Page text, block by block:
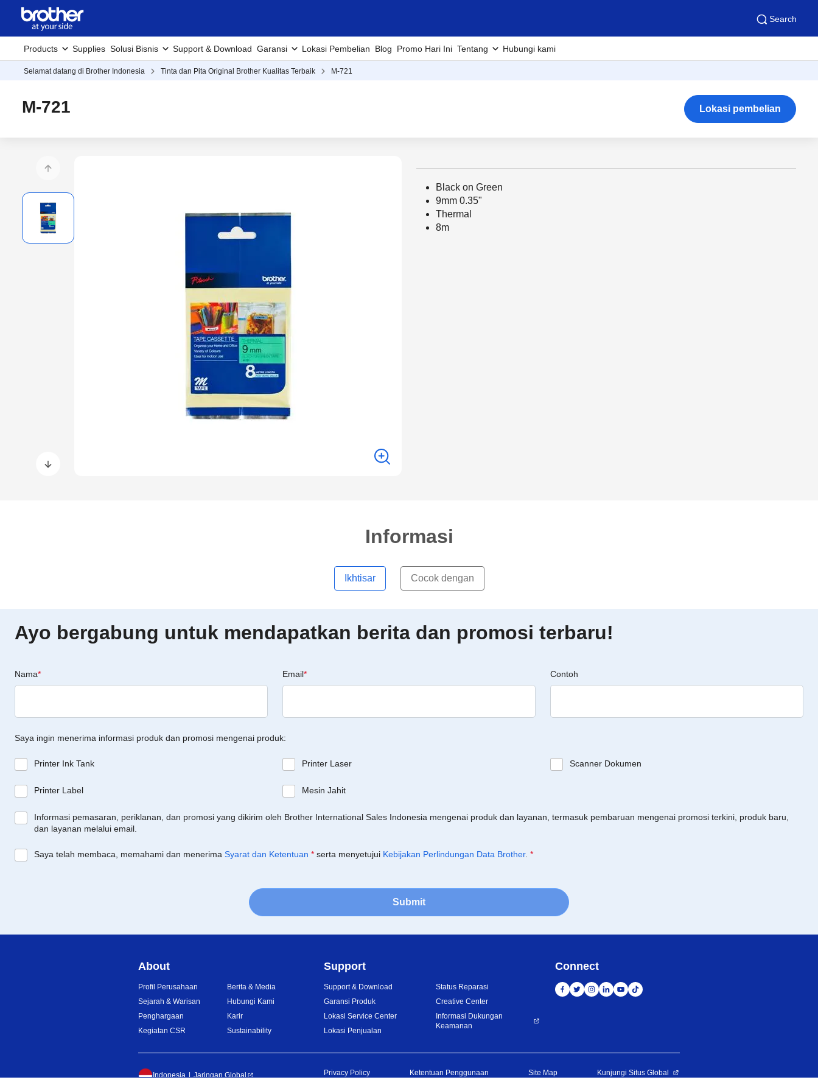
Search
Products Supplies Solusi Bisnis Support & Download Garansi Lokasi Pembelian Blog Promo Hari Ini Tentang Hubungi kami
Selamat datang di Brother Indonesia Tinta dan Pita Original Brother Kualitas Terbaik M-721
M-721 Lokasi pembelian
Black on Green
9mm 0.35"
Thermal
8m
Informasi
Ikhtisar Cocok dengan
Ayo bergabung untuk mendapatkan berita dan promosi terbaru!
Nama* Email* Contoh
Saya ingin menerima informasi produk dan promosi mengenai produk:
Printer Ink Tank Printer Laser Scanner Dokumen
Printer Label Mesin Jahit
Informasi pemasaran, periklanan, dan promosi yang dikirim oleh Brother International Sales Indonesia mengenai produk dan layanan, termasuk pembaruan mengenai promosi terkini, produk baru,
dan layanan melalui email.
Saya telah membaca, memahami dan menerima Syarat dan Ketentuan * serta menyetujui Kebijakan Perlindungan Data Brother. *
Submit
About
Profil Perusahaan
Sejarah & Warisan
Penghargaan
Kegiatan CSR
Berita & Media
Hubungi Kami
Karir
Sustainability
Support
Support & Download
Garansi Produk
Lokasi Service Center
Lokasi Penjualan
Status Reparasi
Creative Center
Informasi Dukungan
Keamanan
Connect
Indonesia Jaringan Global Privacy Policy Ketentuan Penggunaan Site Map Kunjungi Situs Global